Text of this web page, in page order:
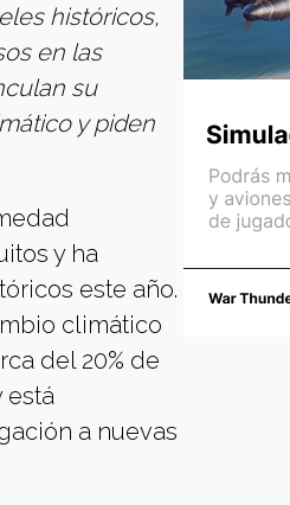
históricos,
en las
su
y piden
y ha
este año.
climático
del 20% de
está
a nuevas